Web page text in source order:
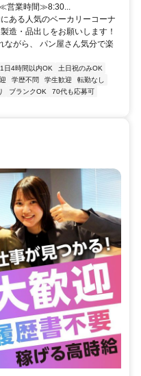
≪営業時間≫8:30...
ある人気のベーカリーコーナ
造・品出しをお願いします！
ながら、 パン屋さん気分で楽
1日4時間以内OK
土日祝のみOK
学歴不問 学生歓迎
転勤なし
ブランクOK
70代も応募可